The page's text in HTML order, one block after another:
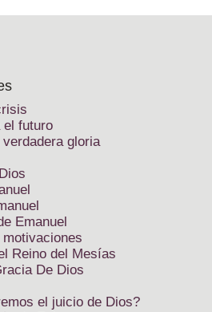
el futuro
gloria
Emanuel
Reino del Mesías
De Dios
el juicio de Dios?